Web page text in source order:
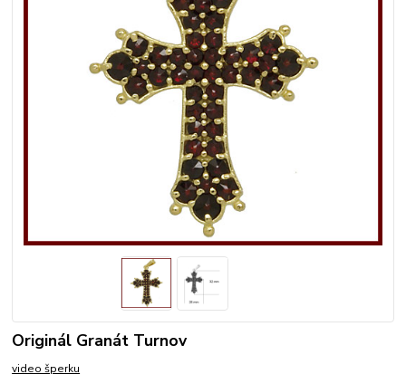
Originál Granát Turnov
video šperku